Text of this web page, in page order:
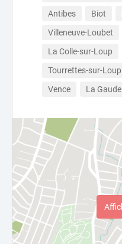
Antibes Biot
Villeneuve-Loubet
La Colle-sur-Loup
Tourrettes-sur-Loup
Vence
La Gaude